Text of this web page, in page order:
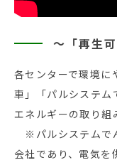
～「再生
各センターで環境に
車」「パルシステ
エネルギーの取り組
※パルシステムで
会社であり、電気を